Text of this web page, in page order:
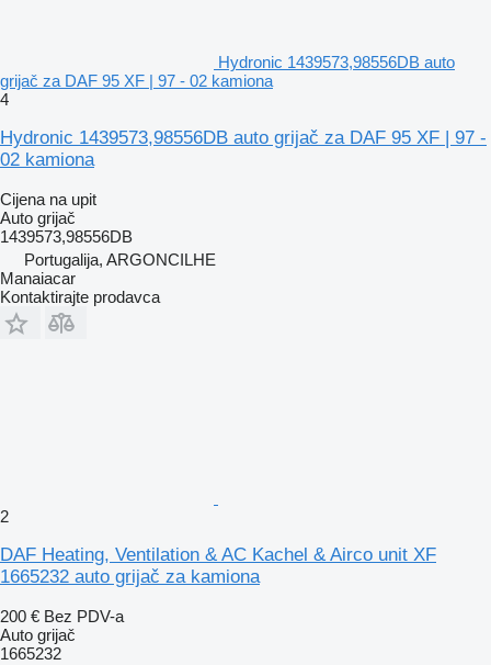
Hydronic 1439573,98556DB auto
grijač za DAF 95 XF | 97 - 02 kamiona
4
Hydronic 1439573,98556DB auto grijač za DAF 95 XF | 97 -
02 kamiona
Cijena na upit
Auto grijač
1439573,98556DB
Portugalija, ARGONCILHE
Manaiacar
Kontaktirajte prodavca
2
DAF Heating, Ventilation & AC Kachel & Airco unit XF
1665232 auto grijač za kamiona
200 € Bez PDV-a
Auto grijač
1665232